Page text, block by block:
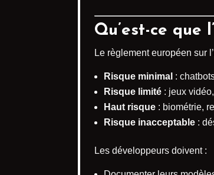
Qu’est-ce que
Le règlement européen sur
Risque minimal :
Risque limité : jeux
Haut risque : biométrie,
Risque inacceptable :
Les développeurs doivent :